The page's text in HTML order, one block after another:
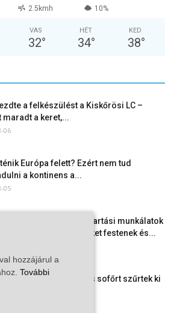
2.5kmh 10%
VAS
32°
HÉT
34°
KED
38°
a felkészülést a Kiskőrösi LC –
maradt a keret,...
06
Európa felett? Ezért nem tud
a kontinens a...
05
a nyári karbantartási munkálatok
– útburkolati jeleket festenek és...
száz gyorshajtót és ittas sofőrt szűrtek ki
hozzájárul a
További